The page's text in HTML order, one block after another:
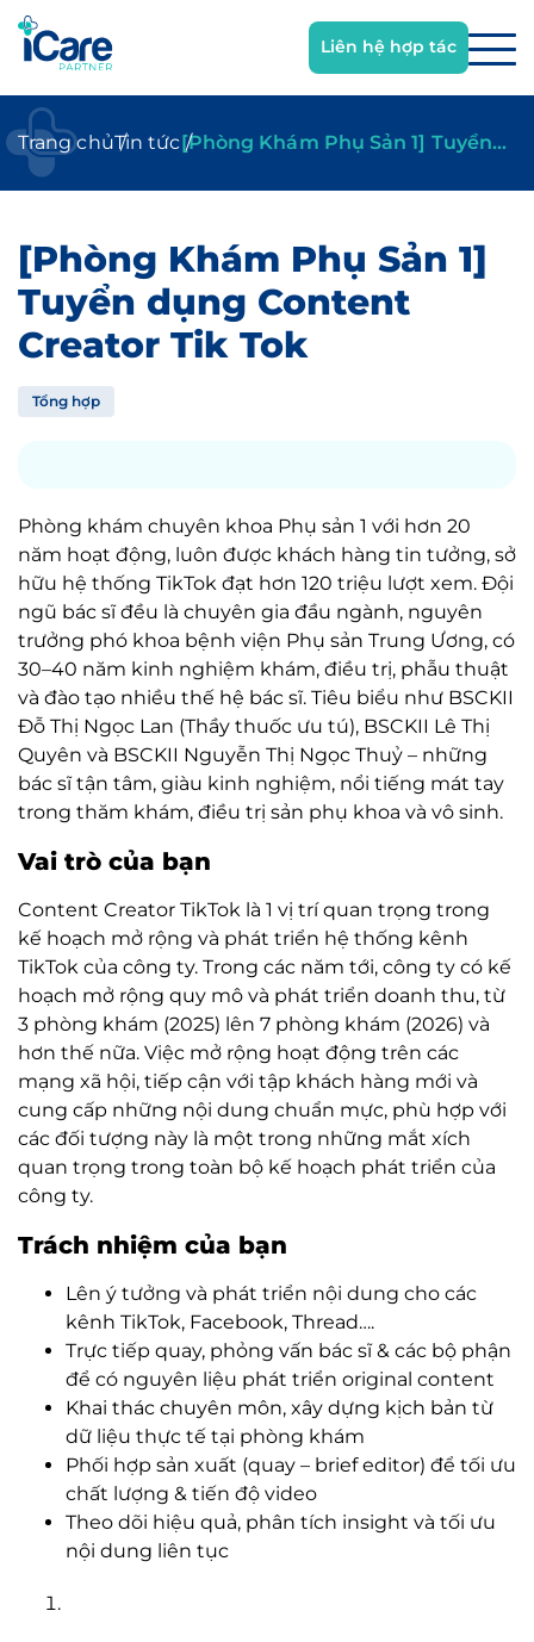
Trang chủTin tức[Phòng Khám Phụ Sản 1] Tuyển
[Phòng Khám Phụ Sản 1]
Tuyển dụng Content
Creator Tik Tok
Tổng hợp
Phòng khám chuyên khoa Phụ sản 1 với hơn 20
năm hoạt động, luôn được khách hàng tin tưởng, sở
hữu hệ thống TikTok đạt hơn 120 triệu lượt xem. Đội
ngũ bác sĩ đều là chuyên gia đầu ngành, nguyên
trưởng phó khoa bệnh viện Phụ sản Trung Ương, có
30–40 năm kinh nghiệm khám, điều trị, phẫu thuật
và đào tạo nhiều thế hệ bác sĩ. Tiêu biểu như BSCKII
Đỗ Thị Ngọc Lan (Thầy thuốc ưu tú), BSCKII Lê Thị
Quyên và BSCKII Nguyễn Thị Ngọc Thuỷ – những
bác sĩ tận tâm, giàu kinh nghiệm, nổi tiếng mát tay
trong thăm khám, điều trị sản phụ khoa và vô sinh.
Vai trò của bạn
Content Creator TikTok là 1 vị trí quan trọng trong
kế hoạch mở rộng và phát triển hệ thống kênh
TikTok của công ty. Trong các năm tới, công ty có kế
hoạch mở rộng quy mô và phát triển doanh thu, từ
3 phòng khám (2025) lên 7 phòng khám (2026) và
hơn thế nữa. Việc mở rộng hoạt động trên các
mạng xã hội, tiếp cận với tập khách hàng mới và
cung cấp những nội dung chuẩn mực, phù hợp với
các đối tượng này là một trong những mắt xích
quan trọng trong toàn bộ kế hoạch phát triển của
công ty.
Trách nhiệm của bạn
Lên ý tưởng và phát triển nội dung cho các
kênh TikTok, Facebook, Thread….
Trực tiếp quay, phỏng vấn bác sĩ & các bộ phận
để có nguyên liệu phát triển original content
Khai thác chuyên môn, xây dựng kịch bản từ
dữ liệu thực tế tại phòng khám
Phối hợp sản xuất (quay – brief editor) để tối ưu
chất lượng & tiến độ video
Theo dõi hiệu quả, phân tích insight và tối ưu
nội dung liên tục